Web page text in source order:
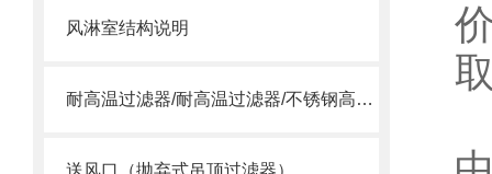
风淋室结构说明
耐高温过滤器/耐高温过滤器/不锈钢高温过滤器
送风口（抛弃式吊顶过滤器）